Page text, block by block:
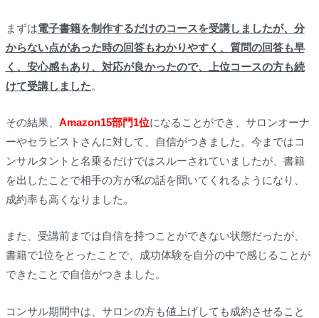
まずは電子書籍を制作するだけのコースを受講しましたが、分
からない点があった時の回答もわかりやすく、質問の回答も早
く、安心感もあり、対応が良かったので、上位コースの方も続
けて受講しました。
その結果、 Amazon15部門1位になることができ、サロンオーナ
ーやセラピストさんに対して、
自信がつきました 。今まではコ
ンサルタントと名乗るだけではスルーされていましたが、書籍
を出したことで相手の方が私の話を聞いてくれるようになり、
成約率も高くなりました 。
また、受講前までは自信を持つことができない状態だったが、
書籍で1位をとったことで、
成功体験を自分の中で感じることが
できたことで自信がつきました 。
コンサル期間中は、サロンの方も値上げしても成約させること